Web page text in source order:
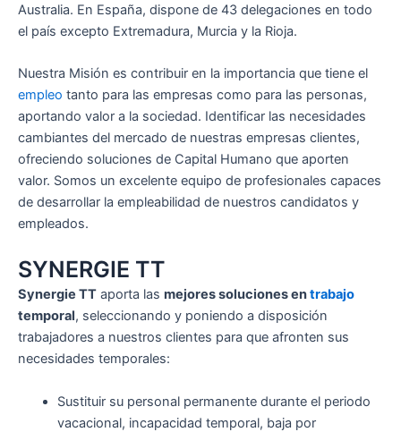
Australia. En España, dispone de 43 delegaciones en todo
el país excepto Extremadura, Murcia y la Rioja.
Nuestra Misión es contribuir en la importancia que tiene el
empleo tanto para las empresas como para las personas,
aportando valor a la sociedad. Identificar las necesidades
cambiantes del mercado de nuestras empresas clientes,
ofreciendo soluciones de Capital Humano que aporten
valor. Somos un excelente equipo de profesionales capaces
de desarrollar la empleabilidad de nuestros candidatos y
empleados.
SYNERGIE TT
Synergie TT aporta las mejores soluciones entrabajo
temporal, seleccionando y poniendo a disposición
trabajadores a nuestros clientes para que afronten sus
necesidades temporales:
Sustituir su personal permanente durante el periodo
vacacional, incapacidad temporal, baja por